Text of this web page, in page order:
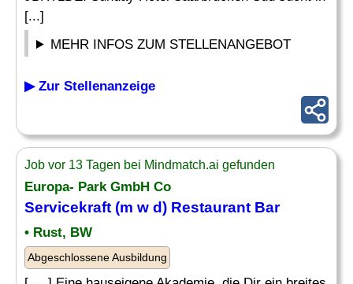
[...]
MEHR INFOS ZUM STELLENANGEBOT
▶ Zur Stellenanzeige
Job vor 13 Tagen bei Mindmatch.ai gefunden
Europa- Park GmbH Co
Servicekraft (m w d) Restaurant Bar
• Rust, BW
Abgeschlossene Ausbildung